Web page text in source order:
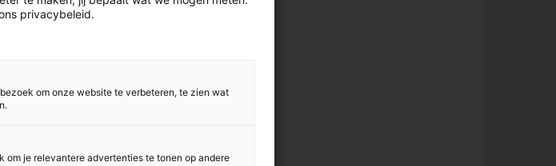
Contact opnemen
privacybeleid.
om onze website te verbeteren, te zien wat
om je relevantere advertenties te tonen op andere